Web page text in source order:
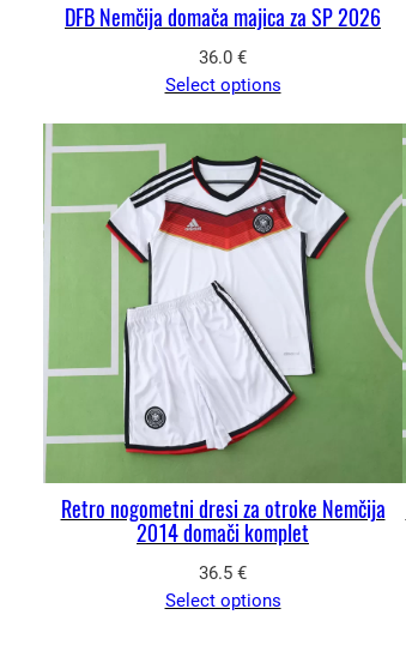
DFB Nemčija domača majica za SP 2026
36.0 €
Select options
Retro nogometni dresi za otroke Nemčija
2014 domači komplet
36.5 €
Select options